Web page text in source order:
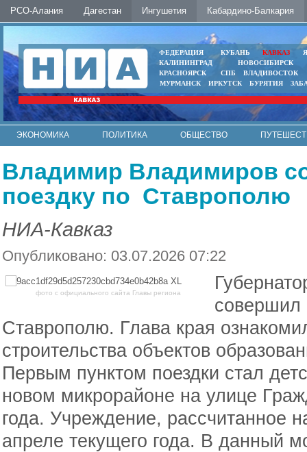
РСО-Алания Дагестан Ингушетия Кабардино-Балкария
ФЕДЕРАЦИЯ КУБАНЬ КАВКАЗ
КАЛИНИНГРАД
НОВОСИБИРСК
КРАСНОЯРСК
СПБ
ВЛАДИВОСТОК
МУРМАНСК
ИРКУТСК БУРЯТИЯ
ЭКОНОМИКА ПОЛИТИКА ОБЩЕСТВО
Владимир Владимиров
поездку по Ставрополю
НИА-Кавказ
Опубликовано: 03.07.2026 07:22
фото с официального сайта Главы региона
совершил
Ставрополю. Глава края
строительства объектов
Первым пунктом поездки стал
новом микрорайоне на улице
года. Учреждение, рассчитанное
апреле текущего года. В данный